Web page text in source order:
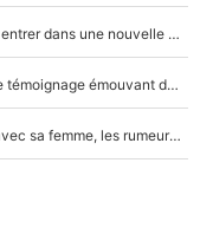
F1 - Alpine signe un accord «impensable» et va entrer dans une nouvelle dimension : Grande nouvelle pour Pierre Gasly !
F1 : « Je lui ai fait un câlin, puis j’ai dû partir...», le témoignage émouvant de Max Verstappen sur sa fille
F1 : Charles Leclerc surpris par les paparazzis avec sa femme, les rumeurs étaient vraies !